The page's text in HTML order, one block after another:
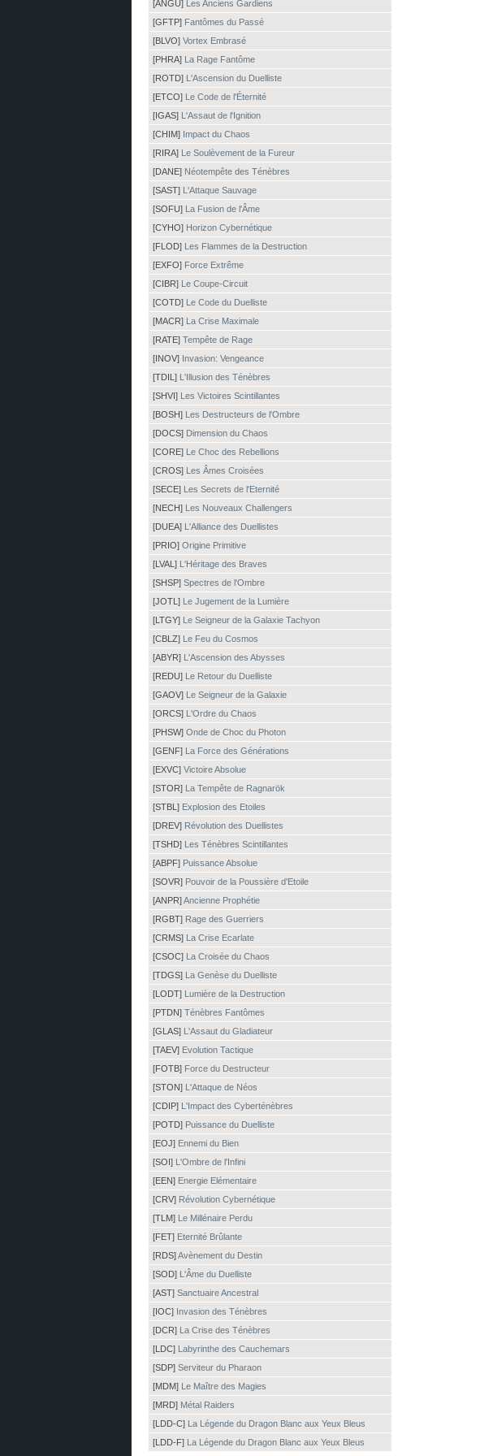
[ANGU] Les Anciens Gardiens
[GFTP] Fantômes du Passé
[BLVO] Vortex Embrasé
[PHRA] La Rage Fantôme
[ROTD] L'Ascension du Duelliste
[ETCO] Le Code de l'Éternité
[IGAS] L'Assaut de l'Ignition
[CHIM] Impact du Chaos
[RIRA] Le Soulèvement de la Fureur
[DANE] Néotempête des Ténèbres
[SAST] L'Attaque Sauvage
[SOFU] La Fusion de l'Âme
[CYHO] Horizon Cybernétique
[FLOD] Les Flammes de la Destruction
[EXFO] Force Extrême
[CIBR] Le Coupe-Circuit
[COTD] Le Code du Duelliste
[MACR] La Crise Maximale
[RATE] Tempête de Rage
[INOV] Invasion: Vengeance
[TDIL] L'Illusion des Ténèbres
[SHVI] Les Victoires Scintillantes
[BOSH] Les Destructeurs de l'Ombre
[DOCS] Dimension du Chaos
[CORE] Le Choc des Rebellions
[CROS] Les Âmes Croisées
[SECE] Les Secrets de l'Eternité
[NECH] Les Nouveaux Challengers
[DUEA] L'Alliance des Duellistes
[PRIO] Origine Primitive
[LVAL] L'Héritage des Braves
[SHSP] Spectres de l'Ombre
[JOTL] Le Jugement de la Lumière
[LTGY] Le Seigneur de la Galaxie Tachyon
[CBLZ] Le Feu du Cosmos
[ABYR] L'Ascension des Abysses
[REDU] Le Retour du Duelliste
[GAOV] Le Seigneur de la Galaxie
[ORCS] L'Ordre du Chaos
[PHSW] Onde de Choc du Photon
[GENF] La Force des Générations
[EXVC] Victoire Absolue
[STOR] La Tempête de Ragnarök
[STBL] Explosion des Etoiles
[DREV] Révolution des Duellistes
[TSHD] Les Ténèbres Scintillantes
[ABPF] Puissance Absolue
[SOVR] Pouvoir de la Poussière d'Etoile
[ANPR]Ancienne Prophétie
[RGBT] Rage des Guerriers
[CRMS] La Crise Ecarlate
[CSOC] La Croisée du Chaos
[TDGS] La Genèse du Duelliste
[LODT] Lumière de la Destruction
[PTDN] Ténèbres Fantômes
[GLAS] L'Assaut du Gladiateur
[TAEV] Evolution Tactique
[FOTB] Force du Destructeur
[STON] L'Attaque de Néos
[CDIP] L'Impact des Cyberténèbres
[POTD] Puissance du Duelliste
[EOJ] Ennemi du Bien
[SOI] L'Ombre de l'Infini
[EEN] Energie Elémentaire
[CRV] Révolution Cybernétique
[TLM] Le Millénaire Perdu
[FET] Eternité Brûlante
[RDS]Avènement du Destin
[SOD] L'Âme du Duelliste
[AST] Sanctuaire Ancestral
[IOC] Invasion des Ténèbres
[DCR] La Crise des Ténèbres
[LDC] Labyrinthe des Cauchemars
[SDP] Serviteur du Pharaon
[MDM] Le Maître des Magies
[MRD] Métal Raiders
[LDD-C] La Légende du Dragon Blanc aux Yeux Bleus
[LDD-F] La Légende du Dragon Blanc aux Yeux Bleus